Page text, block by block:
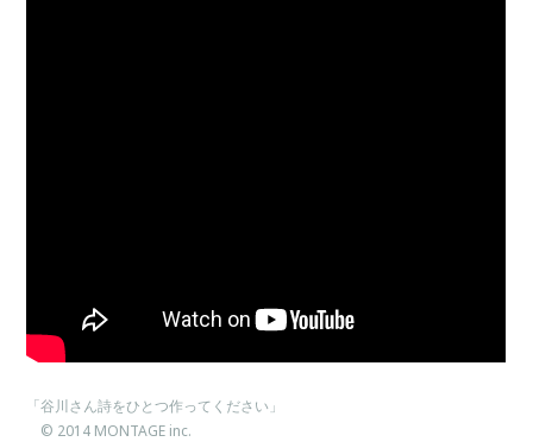
「谷川さん詩をひとつ作ってください」
© 2014 MONTAGE inc.